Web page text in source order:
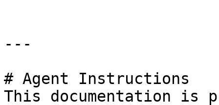
---
# Agent Instructions
This documentation is